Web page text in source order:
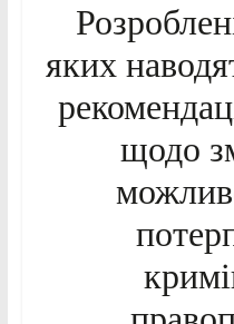
яких
щодо